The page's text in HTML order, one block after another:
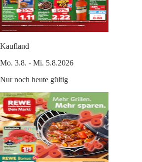
Kaufland
Mo. 3.8. - Mi. 5.8.2026
Nur noch heute gültig